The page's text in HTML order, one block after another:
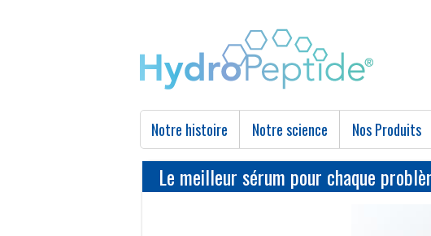
Notre histoire Notre science Nos Produits
Le meilleur sérum pour chaque